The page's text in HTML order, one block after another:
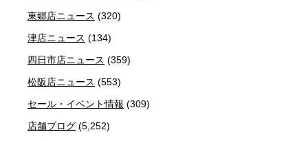
東郷店ニュース (320)
津店ニュース (134)
四日市店ニュース (359)
松阪店ニュース (553)
セール・イベント情報 (309)
店舗ブログ (5,252)